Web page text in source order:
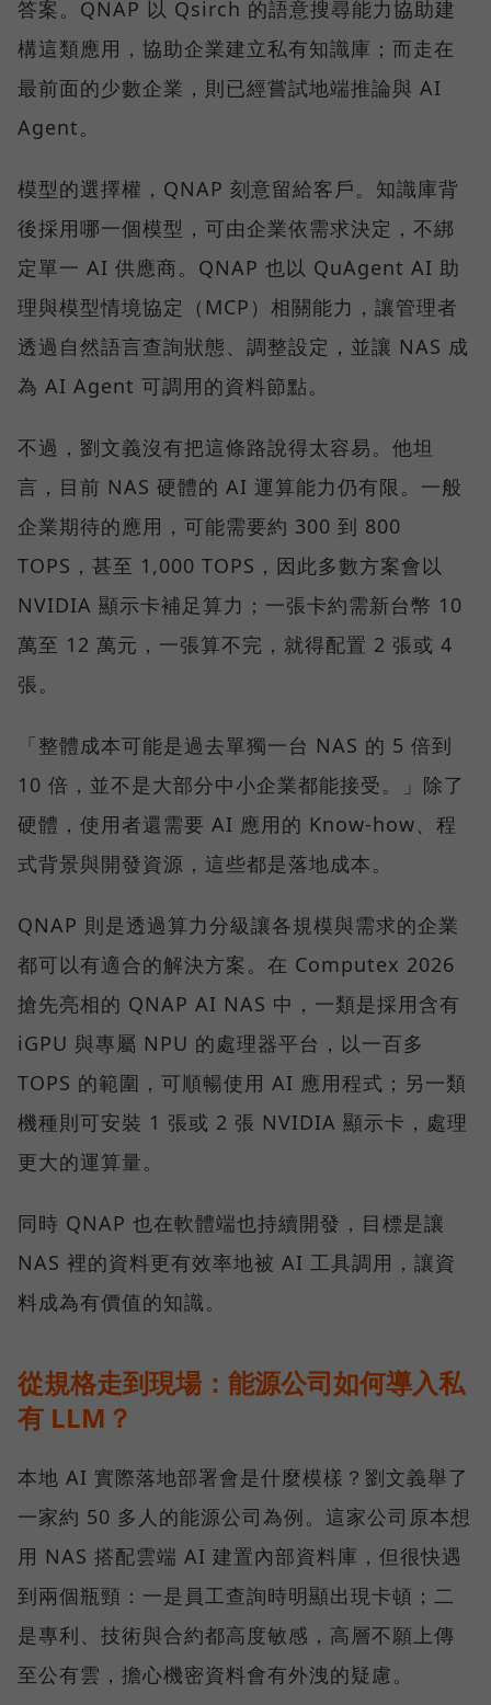
答案。QNAP 以 Qsirch 的語意搜尋能力協助建
構這類應用，協助企業建立私有知識庫；而走在
最前面的少數企業，則已經嘗試地端推論與 AI
Agent。
模型的選擇權，QNAP 刻意留給客戶。知識庫背
後採用哪一個模型，可由企業依需求決定，不綁
定單一 AI 供應商。QNAP 也以 QuAgent AI 助
理與模型情境協定（MCP）相關能力，讓管理者
透過自然語言查詢狀態、調整設定，並讓 NAS 成
為 AI Agent 可調用的資料節點。
不過，劉文義沒有把這條路說得太容易。他坦
言，目前 NAS 硬體的 AI 運算能力仍有限。一般
企業期待的應用，可能需要約 300 到 800
TOPS，甚至 1,000 TOPS，因此多數方案會以
NVIDIA 顯示卡補足算力；一張卡約需新台幣 10
萬至 12 萬元，一張算不完，就得配置 2 張或 4
張。
「整體成本可能是過去單獨一台 NAS 的 5 倍到
10 倍，並不是大部分中小企業都能接受。」除了
硬體，使用者還需要 AI 應用的 Know-how、程
式背景與開發資源，這些都是落地成本。
QNAP 則是透過算力分級讓各規模與需求的企業
都可以有適合的解決方案。在 Computex 2026
搶先亮相的 QNAP AI NAS 中，一類是採用含有
iGPU 與專屬 NPU 的處理器平台，以一百多
TOPS 的範圍，可順暢使用 AI 應用程式；另一類
機種則可安裝 1 張或 2 張 NVIDIA 顯示卡，處理
更大的運算量。
同時 QNAP 也在軟體端也持續開發，目標是讓
NAS 裡的資料更有效率地被 AI 工具調用，讓資
料成為有價值的知識。
從規格走到現場：能源公司如何導入私
有 LLM？
本地 AI 實際落地部署會是什麼模樣？劉文義舉了
一家約 50 多人的能源公司為例。這家公司原本想
用 NAS 搭配雲端 AI 建置內部資料庫，但很快遇
到兩個瓶頸：一是員工查詢時明顯出現卡頓；二
是專利、技術與合約都高度敏感，高層不願上傳
至公有雲，擔心機密資料會有外洩的疑慮。